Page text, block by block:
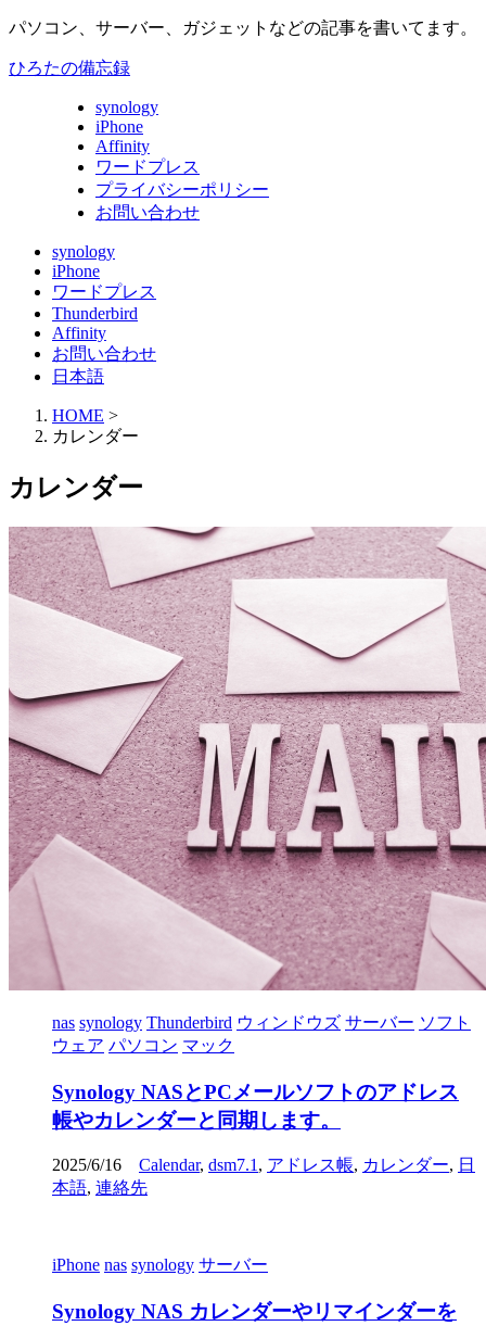
パソコン、サーバー、ガジェットなどの記事を書いてます。
ひろたの備忘録
synology
iPhone
Affinity
ワードプレス
プライバシーポリシー
お問い合わせ
synology
iPhone
ワードプレス
Thunderbird
Affinity
お問い合わせ
日本語
HOME >
カレンダー
カレンダー
nas synology Thunderbird ウィンドウズ サーバー ソフト
ウェア パソコン マック
Synology NASとPCメールソフトのアドレス
帳やカレンダーと同期します。
2025/6/16 Calendar, dsm7.1 , アドレス帳, カレンダー, 日
本語, 連絡先
iPhone nas synology サーバー
Synology NAS カレンダーやリマインダーを